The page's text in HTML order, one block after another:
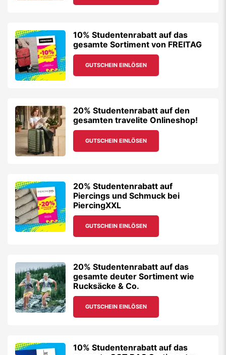
10% Studentenrabatt auf das
gesamte Sortiment von FREITAG
GUTSCHEIN EINLÖSEN
20% Studentenrabatt auf den
gesamten travelite Onlineshop!
GUTSCHEIN EINLÖSEN
20% Studentenrabatt auf
Piercings und Schmuck bei
PiercingXXL
GUTSCHEIN EINLÖSEN
20% Studentenrabatt auf das
gesamte deuter Sortiment wie
Rucksäcke & Co.
GUTSCHEIN EINLÖSEN
10% Studentenrabatt auf das